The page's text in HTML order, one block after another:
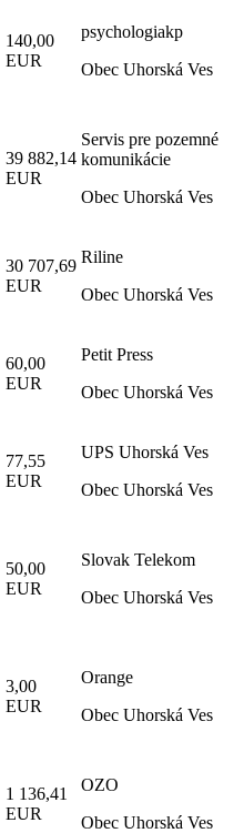
140,00
EUR
psychologiakp
Obec Uhorská Ves
39 882,14
EUR
Servis pre pozemné
komunikácie
Obec Uhorská Ves
30 707,69
EUR
Riline
Obec Uhorská Ves
60,00
EUR
Petit Press
Obec Uhorská Ves
77,55
EUR
UPS Uhorská Ves
Obec Uhorská Ves
50,00
EUR
Slovak Telekom
Obec Uhorská Ves
3,00
EUR
Orange
Obec Uhorská Ves
1 136,41
EUR
OZO
Obec Uhorská Ves